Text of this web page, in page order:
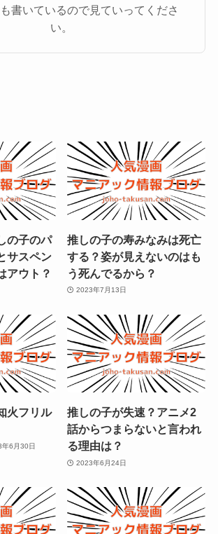
書いているので見ていってくださ
い。
の子のパ
サスペン
アウト？
推しの子の寿みなみは死亡
する？姿が見えないのはも
う死んでるから？
2023年7月13日
火フリル
6月30日
推しの子が失速？アニメ2
話からつまらないと言われ
る理由は？
2023年6月24日